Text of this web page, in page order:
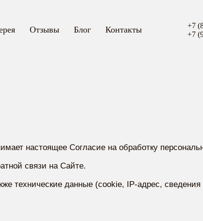
Отзывы Блог Контакты
+7
+7
настоящее Согласие на обработку
связи на Сайте.
технические данные (cookie, IP-адрес,